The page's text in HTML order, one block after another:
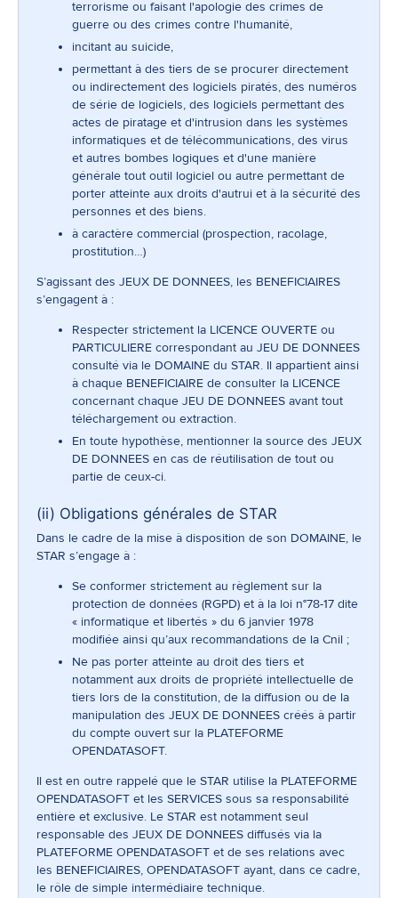
terrorisme ou faisant l'apologie des crimes de
guerre ou des crimes contre l'humanité,
incitant au suicide,
permettant à des tiers de se procurer directement
ou indirectement des logiciels piratés, des numéros
de série de logiciels, des logiciels permettant des
actes de piratage et d'intrusion dans les systèmes
informatiques et de télécommunications, des virus
et autres bombes logiques et d'une manière
générale tout outil logiciel ou autre permettant de
porter atteinte aux droits d'autrui et à la sécurité des
personnes et des biens.
à caractère commercial (prospection, racolage,
prostitution…)
S’agissant des JEUX DE DONNEES, les BENEFICIAIRES
s’engagent à :
Respecter strictement la LICENCE OUVERTE ou
PARTICULIERE correspondant au JEU DE DONNEES
consulté via le DOMAINE du STAR. Il appartient ainsi
à chaque BENEFICIAIRE de consulter la LICENCE
concernant chaque JEU DE DONNEES avant tout
téléchargement ou extraction.
En toute hypothèse, mentionner la source des JEUX
DE DONNEES en cas de réutilisation de tout ou
partie de ceux-ci.
(ii) Obligations générales de STAR
Dans le cadre de la mise à disposition de son DOMAINE, le
STAR s’engage à :
Se conformer strictement au règlement sur la
protection de données (RGPD) et à la loi n°78-17 dite
« informatique et libertés » du 6 janvier 1978
modifiée ainsi qu’aux recommandations de la Cnil ;
Ne pas porter atteinte au droit des tiers et
notamment aux droits de propriété intellectuelle de
tiers lors de la constitution, de la diffusion ou de la
manipulation des JEUX DE DONNEES créés à partir
du compte ouvert sur la PLATEFORME
OPENDATASOFT.
Il est en outre rappelé que le STAR utilise la PLATEFORME
OPENDATASOFT et les SERVICES sous sa responsabilité
entière et exclusive. Le STAR est notamment seul
responsable des JEUX DE DONNEES diffusés via la
PLATEFORME OPENDATASOFT et de ses relations avec
les BENEFICIAIRES, OPENDATASOFT ayant, dans ce cadre,
le rôle de simple intermédiaire technique.